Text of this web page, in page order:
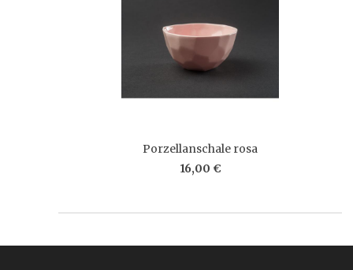
Porzellanschale rosa
16,00 €